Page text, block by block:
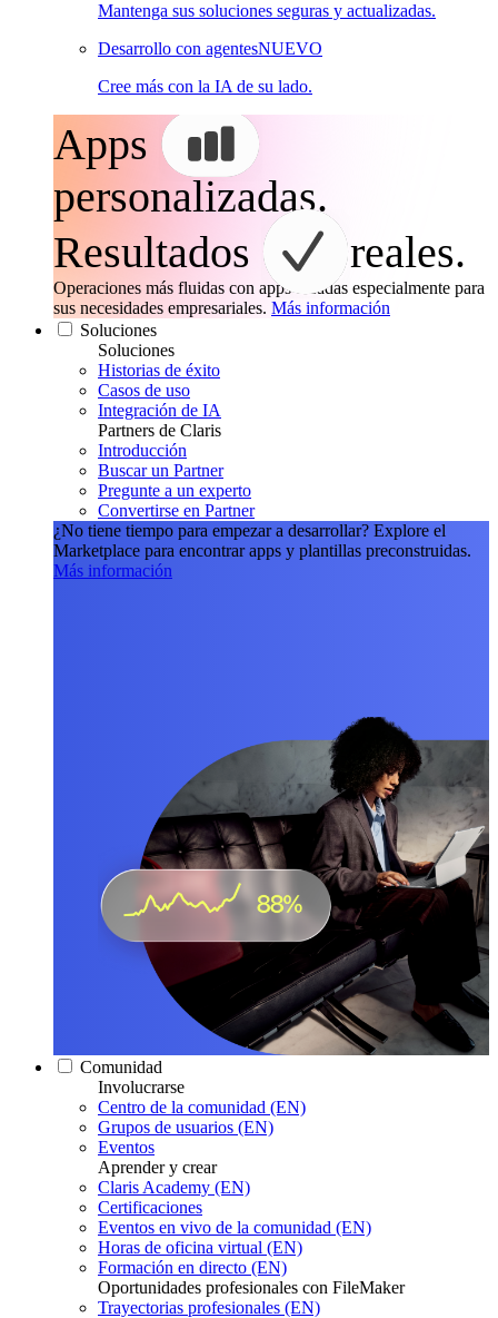
Mantenga sus soluciones seguras y actualizadas.
Desarrollo con agentesNUEVO
Cree más con la IA de su lado.
Apps
personalizadas.
Resultados
reales.
Operaciones más fluidas con apps creadas especialmente para
sus necesidades empresariales. Más información
Soluciones
Soluciones
Historias de éxito
Casos de uso
Integración de IA
Partners de Claris
Introducción
Buscar un Partner
Pregunte a un experto
Convertirse en Partner
¿No tiene tiempo para empezar a desarrollar? Explore el
Marketplace para encontrar apps y plantillas preconstruidas.
Más información
Comunidad
Involucrarse
Centro de la comunidad (EN)
Grupos de usuarios (EN)
Eventos
Aprender y crear
Claris Academy (EN)
Certificaciones
Eventos en vivo de la comunidad (EN)
Horas de oficina virtual (EN)
Formación en directo (EN)
Oportunidades profesionales con FileMaker
Trayectorias profesionales (EN)